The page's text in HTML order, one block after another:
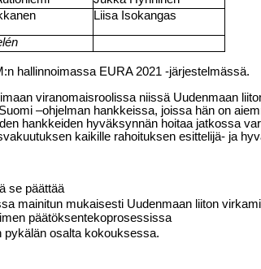
Liisa Isokangas
hallinnoimassa EURA 2021 -järjestelmässä.
viranomaisroolissa niissä Uudenmaan
–ohjelman hankkeissa, joissa hän on
hankkeiden hyväksynnän hoitaa jatkossa
kaikille rahoituksen esittelijä- ja
se päättää
mainitun mukaisesti Uudenmaan liiton
päätöksentekoprosessissa
osalta kokouksessa.